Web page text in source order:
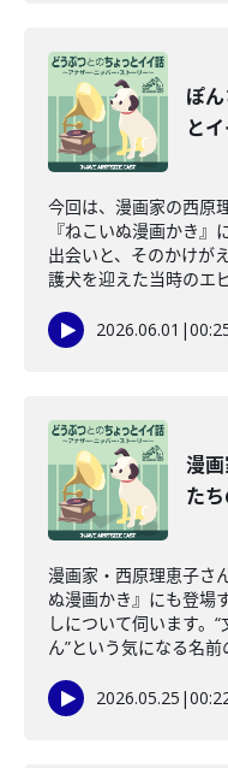
ぽ
と
今回は、漫画家の西原
『ねこいぬ漫画かき
出会いと、そのかけが
護犬を迎えた当時のエ
2026.06.01 |
漫
た
漫画家・西原理恵子さ
ぬ漫画かき』にも登場
しについて伺います。“
ん”という気になる名
2026.05.25 |